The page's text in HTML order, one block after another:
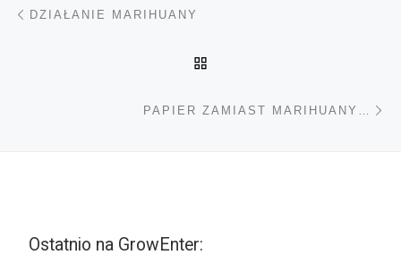
DZIAŁANIE MARIHUANY
PAPIER ZAMIAST MARIHUANY…
Ostatnio na GrowEnter: